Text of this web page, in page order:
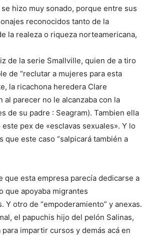
hizo muy sonado, porque entre sus
reconocidos tanto de la
la realeza o riqueza norteamericana,
de la serie Smallville, quien de a tiro
de “reclutar a mujeres para esta
la ricachona heredera Clare
al parecer no le alcanzaba con la
de su padre : Seagram). Tambien ella
pex de «esclavas sexuales». Y lo
que este caso “salpicará también a
que esta empresa parecía dedicarse a
que apoyaba migrantes
Y otro de “empoderamiento” y anexas.
el papuchis hijo del pelón Salinas,
impartir cursos y demás acá en